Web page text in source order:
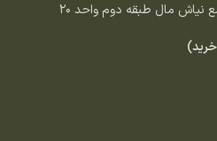
نياش مال طبقه دوم واحد ٢٠